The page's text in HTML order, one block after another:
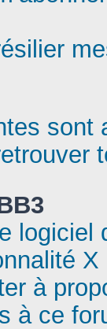
sont
logiciel
X
à
à ce